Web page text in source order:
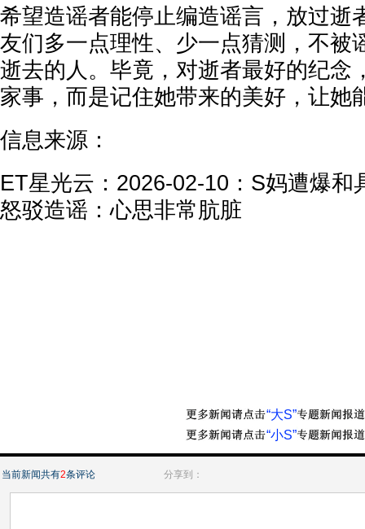
希望造谣者能停止编造谣言，放过逝
友们多一点理性、少一点猜测，不被
逝去的人。毕竟，对逝者最好的纪念
家事，而是记住她带来的美好，让她
信息来源：
ET星光云：2026-02-10：S妈遭爆和
怒驳造谣：心思非常肮脏
“大S”
“小S”
当前新闻共有2条评论 分享到：